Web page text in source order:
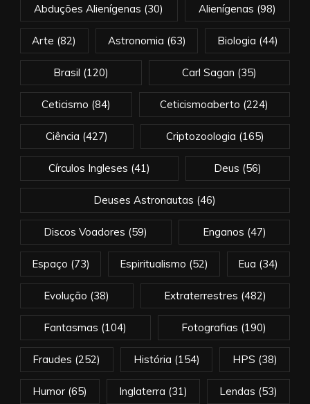
Abduções Alienígenas (30) Alienígenas (98)
Arte (82) Astronomia (63) Biologia (44)
Brasil (120) Carl Sagan (35)
Ceticismo (84) Ceticismoaberto (224)
Ciência (427) Criptozoologia (165)
Círculos Ingleses (41) Deus (56)
Deuses Astronautas (46)
Discos Voadores (59) Enganos (47)
Espaço (73) Espiritualismo (52) Eua (34)
Evolução (38) Extraterrestres (482)
Fantasmas (104) Fotografias (190)
Fraudes (252) História (154) HPS (38)
Humor(65) Inglaterra (31) Lendas (53)